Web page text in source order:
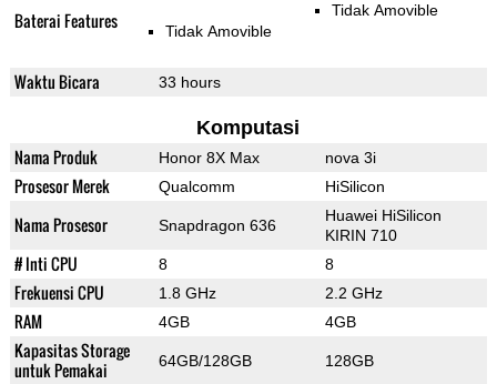
Baterai Features Tidak Amovible
Tidak Amovible
Waktu Bicara 33 hours
Komputasi
Nama Produk Honor 8X Max nova 3i
Prosesor Merek Qualcomm HiSilicon
Nama Prosesor Snapdragon 636
Huawei HiSilicon
KIRIN 710
# Inti CPU 8 8
Frekuensi CPU 1.8 GHz 2.2 GHz
RAM 4GB 4GB
Kapasitas Storage
untuk Pemakai
64GB/128GB 128GB